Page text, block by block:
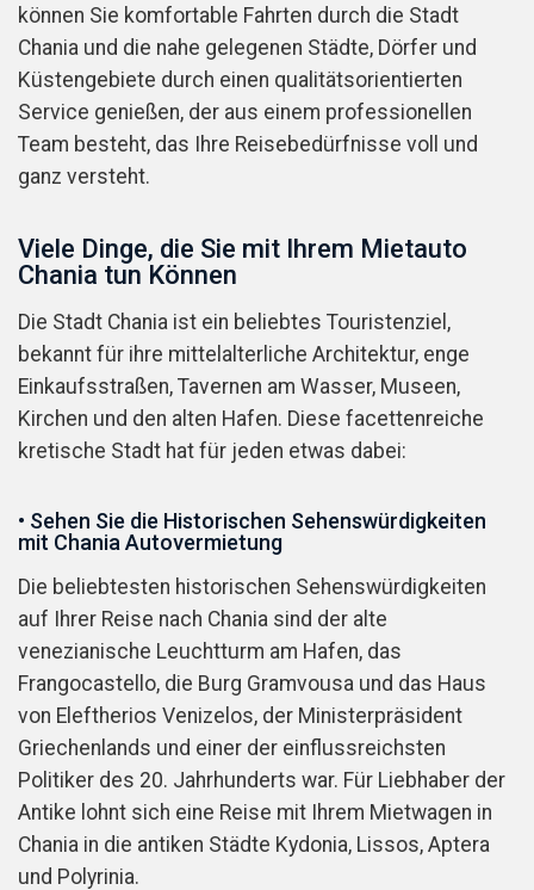
können Sie komfortable Fahrten durch die Stadt
Chania und die nahe gelegenen Städte, Dörfer und
Küstengebiete durch einen qualitätsorientierten
Service genießen, der aus einem professionellen
Team besteht, das Ihre Reisebedürfnisse voll und
ganz versteht.
Viele Dinge, die Sie mit Ihrem Mietauto
Chania tun Können
Die Stadt Chania ist ein beliebtes Touristenziel,
bekannt für ihre mittelalterliche Architektur, enge
Einkaufsstraßen, Tavernen am Wasser, Museen,
Kirchen und den alten Hafen. Diese facettenreiche
kretische Stadt hat für jeden etwas dabei:
• Sehen Sie die Historischen Sehenswürdigkeiten
mit Chania Autovermietung
Die beliebtesten historischen Sehenswürdigkeiten
auf Ihrer Reise nach Chania sind der alte
venezianische Leuchtturm am Hafen, das
Frangocastello, die Burg Gramvousa und das Haus
von Eleftherios Venizelos, der Ministerpräsident
Griechenlands und einer der einflussreichsten
Politiker des 20. Jahrhunderts war. Für Liebhaber der
Antike lohnt sich eine Reise mit Ihrem Mietwagen in
Chania in die antiken Städte Kydonia, Lissos, Aptera
und Polyrinia.